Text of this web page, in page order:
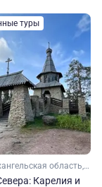
туры
Карелия, Архангельская область, Арктика
Карелия и